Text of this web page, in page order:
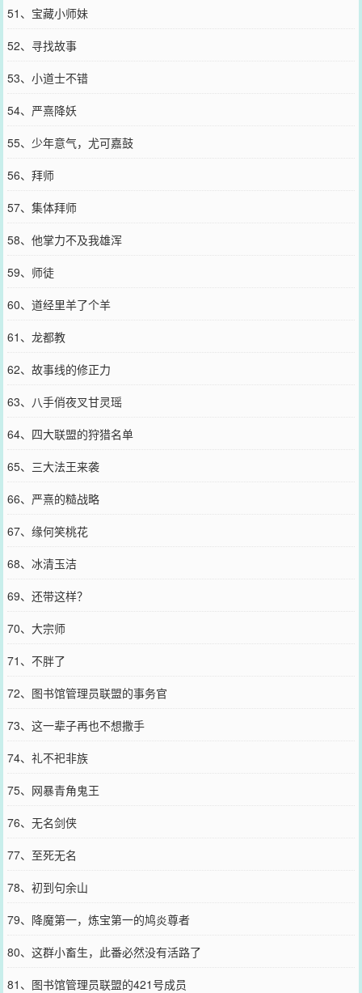
51、宝藏小师妹
52、寻找故事
53、小道士不错
54、严熹降妖
55、少年意气，尤可嘉鼓
56、拜师
57、集体拜师
58、他掌力不及我雄浑
59、师徒
60、道经里羊了个羊
61、龙都教
62、故事线的修正力
63、八手俏夜叉甘灵瑶
64、四大联盟的狩猎名单
65、三大法王来袭
66、严熹的糙战略
67、缘何笑桃花
68、冰清玉洁
69、还带这样？
70、大宗师
71、不胖了
72、图书馆管理员联盟的事务官
73、这一辈子再也不想撒手
74、礼不祀非族
75、网暴青角鬼王
76、无名剑侠
77、至死无名
78、初到句余山
79、降魔第一，炼宝第一的鸠炎尊者
80、这群小畜生，此番必然没有活路了
81、图书馆管理员联盟的421号成员